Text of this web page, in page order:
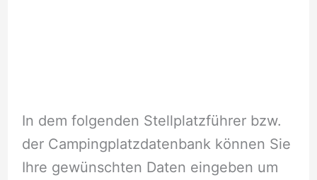
In dem folgenden Stellplatzführer bzw.
der Campingplatzdatenbank können Sie
Ihre gewünschten Daten eingeben um